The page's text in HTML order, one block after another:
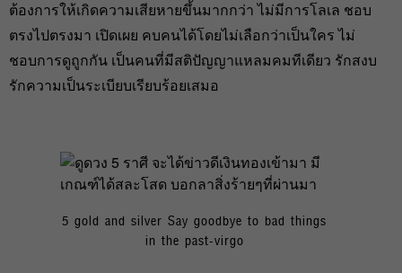
ต้องการให้เกิดความเสียหายขึ้นมากกว่า ไม่มีการโลเล ชอบ
ตรงไปตรงมา เปิดเผย คบคนได้โดยไม่เลือกว่าเป็นใคร ไม่
ชอบการดูถูกกัน เป็นคนที่มีสติปัญญาแหลมคมทีเดียว รักสงบ
รักความเป็นระเบียบเรียบร้อยเสมอ
5 gold and silver Say goodbye to bad things
in the past-virgo